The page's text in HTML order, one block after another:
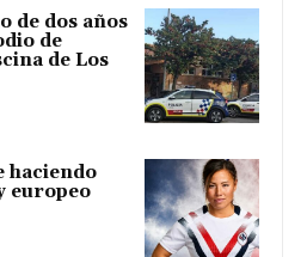
de dos años
de
de Los
haciendo
europeo